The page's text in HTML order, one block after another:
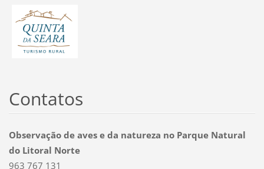
Contatos
Observação de aves e da natureza no Parque Natural
do Litoral Norte
963 767 131